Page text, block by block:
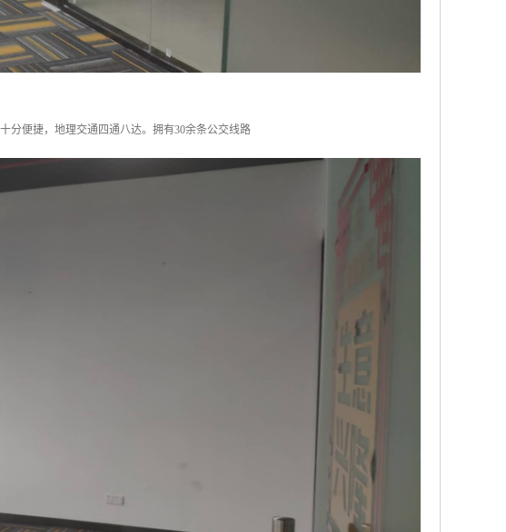
分便捷，地理交通四通八达。拥有30余条公交线路